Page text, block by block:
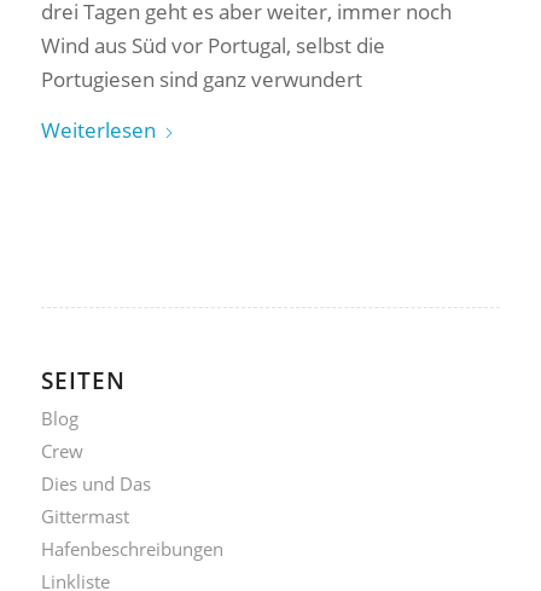
drei Tagen geht es aber weiter, immer noch
Wind aus Süd vor Portugal, selbst die
Portugiesen sind ganz verwundert
Weiterlesen
SEITEN
Blog
Crew
Dies und Das
Gittermast
Hafenbeschreibungen
Linkliste